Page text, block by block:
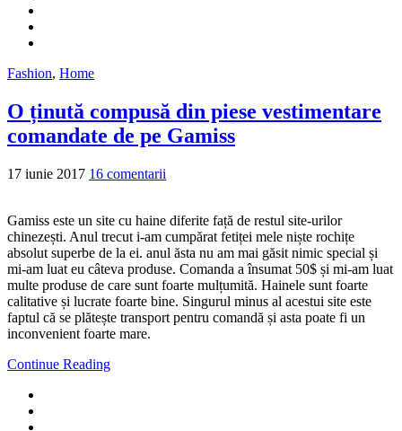
Fashion, Home
O ținută compusă din piese vestimentare
comandate de pe Gamiss
17 iunie 2017 16 comentarii
Gamiss este un site cu haine diferite față de restul site-urilor
chinezești. Anul trecut i-am cumpărat fetiței mele niște rochițe
absolut superbe de la ei. anul ăsta nu am mai găsit nimic special și
mi-am luat eu câteva produse. Comanda a însumat 50$ și mi-am luat
multe produse de care sunt foarte mulțumită. Hainele sunt foarte
calitative și lucrate foarte bine. Singurul minus al acestui site este
faptul că se plătește transport pentru comandă și asta poate fi un
inconvenient foarte mare.
Continue Reading